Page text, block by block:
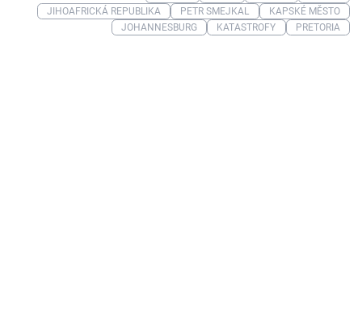
JIHOAFRICKÁ REPUBLIKA
PETR SMEJKAL
KAPSKÉ MĚSTO
JOHANNESBURG
KATASTROFY PRETORIA